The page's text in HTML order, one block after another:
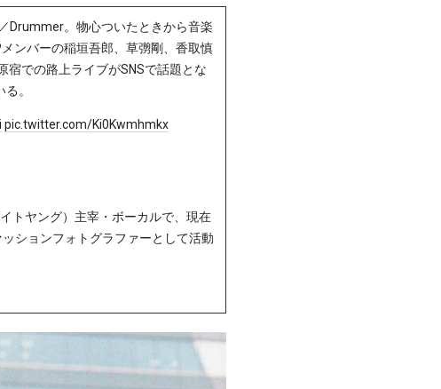
Drummer。物心ついたときから音楽
ンバーの稲垣吾郎、草彅剛、香取慎
宿での路上ライブがSNSで話題とな
。
pic.twitter.com/Ki0Kwmhmkx
トヤング）主宰・ボーカルで、現在
ションフォトグラファーとして活動